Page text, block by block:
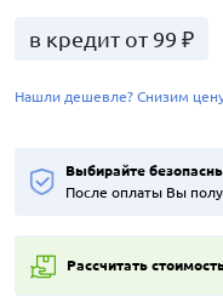
в кредит от 99 ₽
Нашли дешевле? Снизим
Выбирайте
После оплаты Вы
Рассчитать